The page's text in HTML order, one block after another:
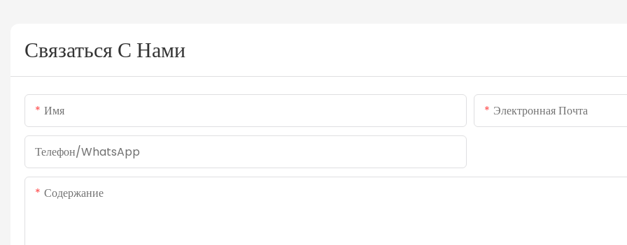
Связаться С Нами
Имя Электронная Почта
Телефон/WhatsApp
Содержание